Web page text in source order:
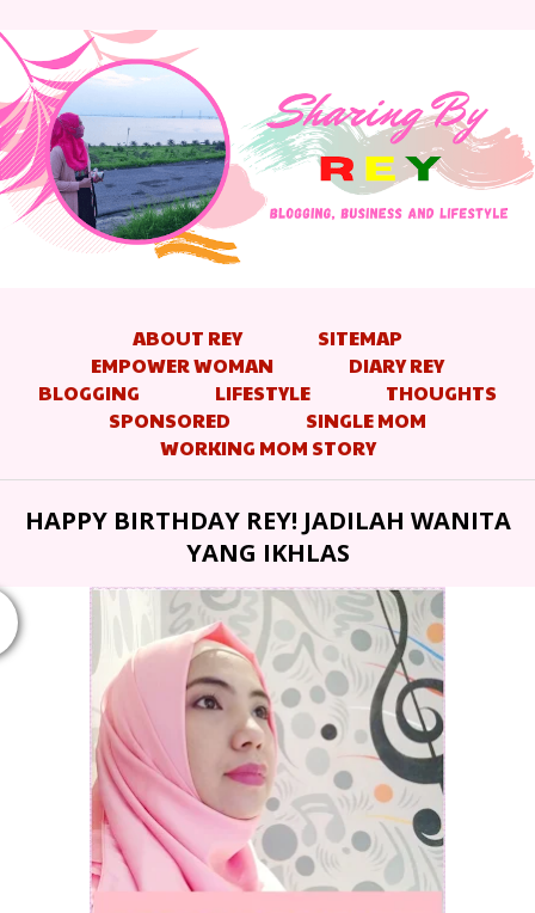
ABOUT REY
SITEMAP
EMPOWER WOMAN
DIARY REY
BLOGGING
LIFESTYLE
THOUGHTS
SPONSORED
SINGLE MOM
WORKING MOM STORY
HAPPY BIRTHDAY REY! JADILAH WANITA
YANG IKHLAS